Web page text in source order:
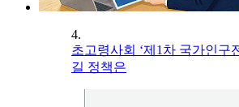
4.
초고령사회 ‘제1차 국가인구
길 정책은